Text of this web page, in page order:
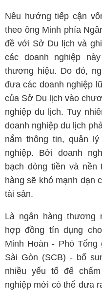
Nêu hướng tiếp cận
theo ông Minh phía
đề với Sở Du lịch và
các doanh nghiệp
thương hiệu. Do đó,
đưa các doanh nghiệp
của Sở Du lịch vào
nghiệp du lịch. Tuy
doanh nghiệp du lịch
nắm thông tin, quản
nghiệp. Bởi doanh
bạch dòng tiền và
hàng sẽ khó mạnh dạn
tài sản.
Là ngân hàng thương
hợp đồng tín dụng
Minh Hoàn - Phó Tổng
Sài Gòn (SCB) - bổ
nhiều yếu tố để
nghiệp mới có thể đưa